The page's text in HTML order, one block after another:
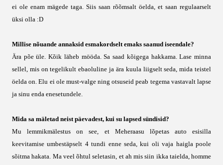
ei ole enam mägede taga. Siis saan rõõmsalt öelda, et saan regulaarselt
üksi olla :D
Millise nõuande annaksid esmakordselt emaks saanud iseendale?
Ära põe üle. Kõik läheb mööda. Sa saad kõigega hakkama. Lase minna
sellel, mis on tegelikult ebaoluline ja ära kuula liigselt seda, mida teistel
öelda on. Elu ei ole must-valge ning otsuseid peab tegema vastavalt lapse
ja sinu enda enesetundele.
Mida sa mäletad neist päevadest, kui su lapsed sündisid?
Mu lemmikmälestus on see, et Meheraasu lõpetas auto esisilla
keevitamise umbestäpselt 4 tundi enne seda, kui oli vaja haigla poole
sõitma hakata. Ma veel õhtul seletasin, et ah mis siin ikka taielda, homme